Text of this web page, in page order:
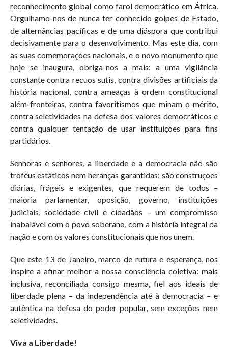
reconhecimento global como farol democrático em África.
Orgulhamo-nos de nunca ter conhecido golpes de Estado,
de alternâncias pacíficas e de uma diáspora que contribui
decisivamente para o desenvolvimento. Mas este dia, com
as suas comemorações nacionais, e o novo monumento que
hoje se inaugura, obriga-nos a mais: a uma vigilância
constante contra recuos sutis, contra divisões artificiais da
história nacional, contra ameaças à ordem constitucional
além-fronteiras, contra favoritismos que minam o mérito,
contra seletividades na defesa dos valores democráticos e
contra qualquer tentação de usar instituições para fins
partidários.
Senhoras e senhores, a liberdade e a democracia não são
troféus estáticos nem heranças garantidas; são construções
diárias, frágeis e exigentes, que requerem de todos –
maioria parlamentar, oposição, governo, instituições
judiciais, sociedade civil e cidadãos – um compromisso
inabalável com o povo soberano, com a história integral da
nação e com os valores constitucionais que nos unem.
Que este 13 de Janeiro, marco de rutura e esperança, nos
inspire a afinar melhor a nossa consciência coletiva: mais
inclusiva, reconciliada consigo mesma, fiel aos ideais de
liberdade plena – da independência até à democracia – e
autêntica na defesa do poder popular, sem exceções nem
seletividades.
Viva a Liberdade!